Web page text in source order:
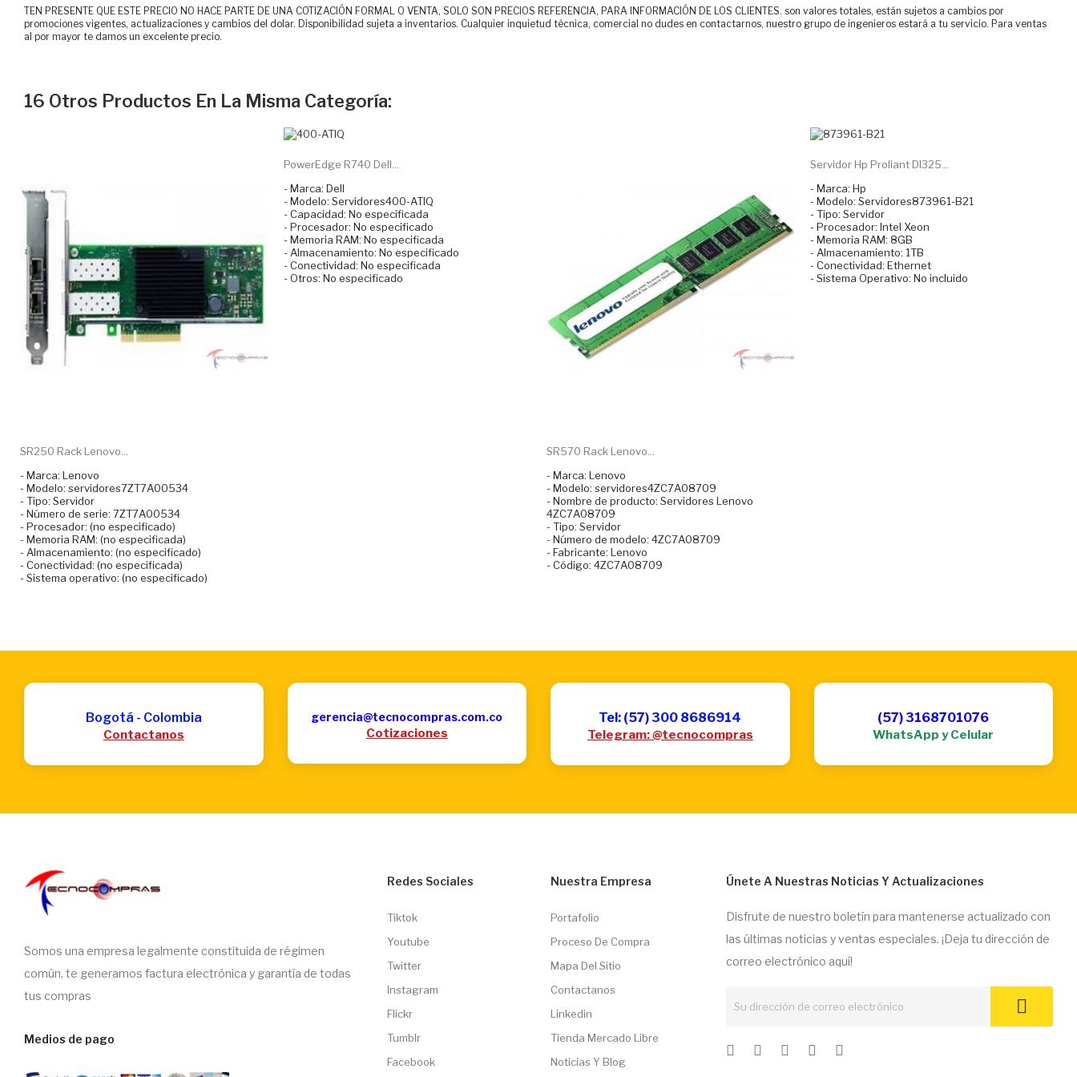
TEN PRESENTE QUE ESTE PRECIO NO HACE PARTE DE UNA COTIZACIÓN FORMAL O VENTA, SOLO SON PRECIOS REFERENCIA, PARA INFORMACIÓN DE LOS CLIENTES. son valores totales, están sujetos a cambios por
promociones vigentes, actualizaciones y cambios del dolar. Disponibilidad sujeta a inventarios. Cualquier inquietud técnica, comercial no dudes en contactarnos, nuestro grupo de ingenieros estará a tu servicio. Para ventas
al por mayor te damos un excelente precio.
16 Otros Productos En La Misma Categoría:
SR250 Rack Lenovo...
- Marca: Lenovo
- Modelo: servidores7ZT7A00534
- Tipo: Servidor
- Número de serie: 7ZT7A00534
- Procesador: (no especificado)
- Memoria RAM: (no especificada)
- Almacenamiento: (no especificado)
- Conectividad: (no especificada)
- Sistema operativo: (no especificado)
PowerEdge R740 Dell...
- Marca: Dell
- Modelo: Servidores400-ATIQ
- Capacidad: No especificada
- Procesador: No especificado
- Memoria RAM: No especificada
- Almacenamiento: No especificado
- Conectividad: No especificada
- Otros: No especificado
SR570 Rack Lenovo...
- Marca: Lenovo
- Modelo: servidores4ZC7A08709
- Nombre de producto: Servidores Lenovo
4ZC7A08709
- Tipo: Servidor
- Número de modelo: 4ZC7A08709
- Fabricante: Lenovo
- Código: 4ZC7A08709
Servidor Hp Proliant Dl325...
- Marca: Hp
- Modelo: Servidores873961-B21
- Tipo: Servidor
- Procesador: Intel Xeon
- Memoria RAM: 8GB
- Almacenamiento: 1TB
- Conectividad: Ethernet
- Sistema Operativo: No incluido
Bogotá - Colombia
Contactanos
gerencia@tecnocompras.com.co
Cotizaciones
Tel: (57) 300 8686914
Telegram: @tecnocompras
(57) 3168701076
WhatsApp y Celular
Somos una empresa legalmente constituida de régimen
común, te generamos factura electrónica y garantía de todas
tus compras
Medios de pago
Redes Sociales
Tiktok
Youtube
Twitter
Instagram
Flickr
Tumblr
Facebook
Nuestra Empresa
Portafolio
Proceso De Compra
Mapa Del Sitio
Contactanos
Linkedin
Tienda Mercado Libre
Noticias Y Blog
Únete A Nuestras Noticias Y Actualizaciones
Disfrute de nuestro boletín para mantenerse actualizado con
las últimas noticias y ventas especiales. ¡Deja tu dirección de
correo electrónico aquí!